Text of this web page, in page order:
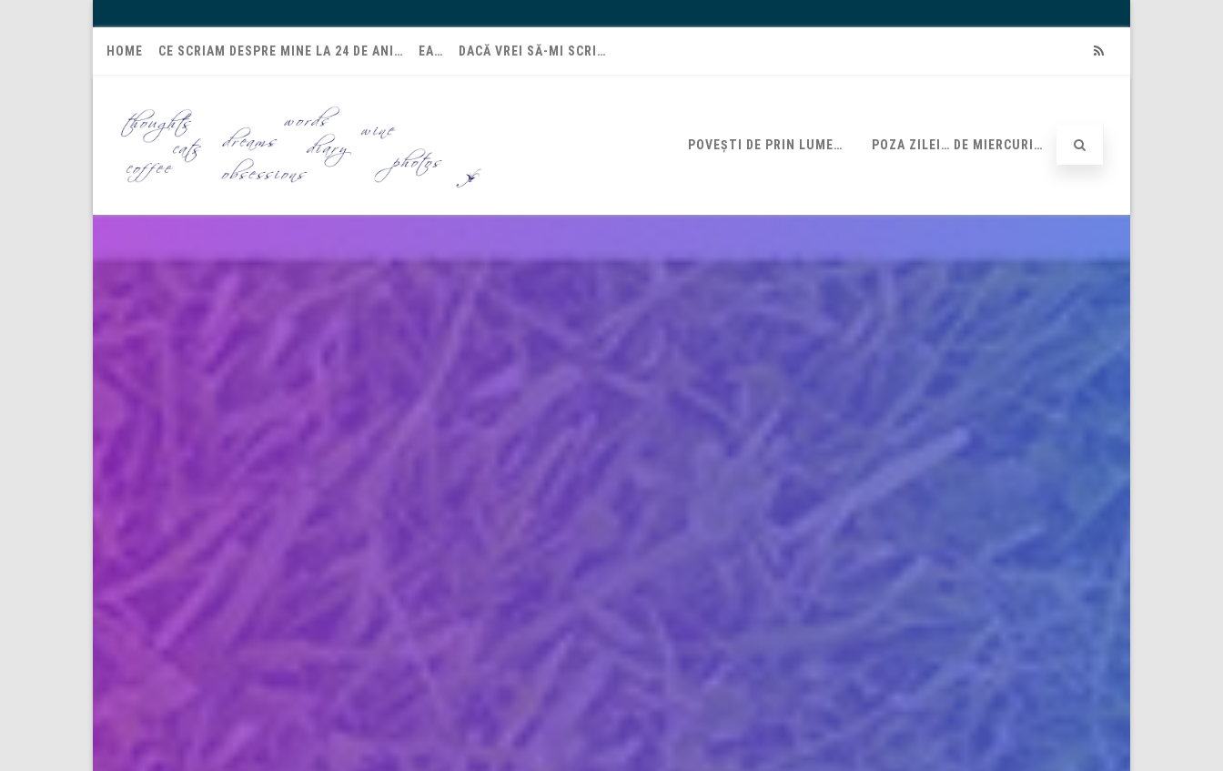
HOME CE SCRIAM DESPRE MINE LA 24 DE ANI… EA… DACĂ VREI SĂ-MI SCRI…
POVEȘTI DE PRIN LUME… POZA ZILEI… DE MIERCURI…